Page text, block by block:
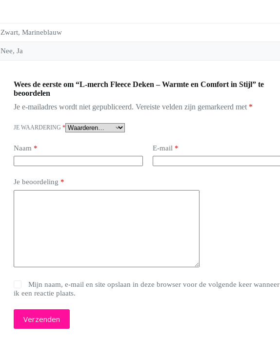
Zwart, Marineblauw
Nee, Ja
Wees de eerste om “L-merch Fleece Deken – Warmte en Comfort in Stijl” te
beoordelen
Je e-mailadres wordt niet gepubliceerd. Vereiste velden zijn gemarkeerd met *
JE WAARDERING*
Naam * E-mail *
Je beoordeling *
Mijn naam, e-mail en site opslaan in deze browser voor de volgende keer wanneer
ik een reactie plaats.
Verzenden